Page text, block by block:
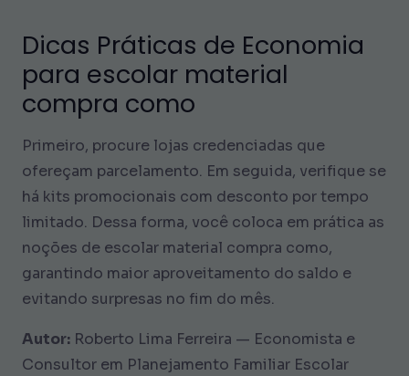
Dicas Práticas de Economia
para escolar material
compra como
Primeiro, procure lojas credenciadas que
ofereçam parcelamento. Em seguida, verifique se
há kits promocionais com desconto por tempo
limitado. Dessa forma, você coloca em prática as
noções de escolar material compra como,
garantindo maior aproveitamento do saldo e
evitando surpresas no fim do mês.
Autor: Roberto Lima Ferreira — Economista e
Consultor em Planejamento Familiar Escolar